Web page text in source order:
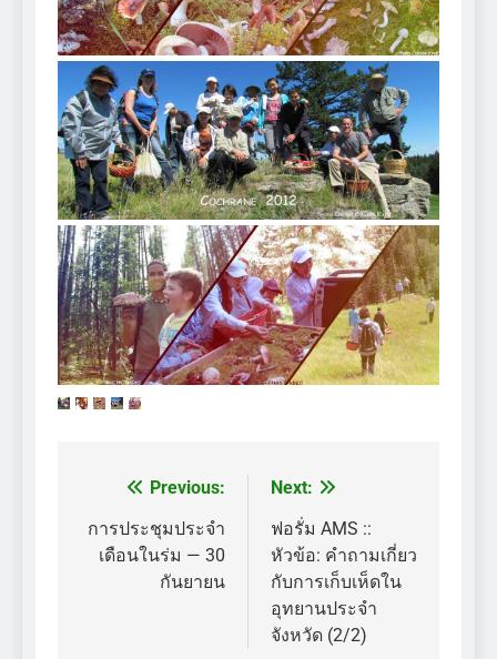
แนะแนว
เรื่อง
Previous:
การประชุมประจำ
เดือนในร่ม — 30
กันยายน
Next:
ฟอรั่ม AMS ::
หัวข้อ: คำถามเกี่ยว
กับการเก็บเห็ดใน
อุทยานประจำ
จังหวัด (2/2)